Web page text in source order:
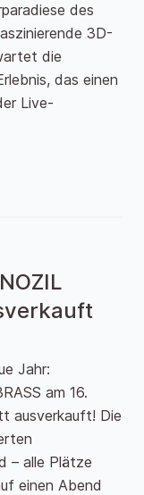
des
3D-
die
das einen
Live-
Jahr:
am 16.
ausverkauft! Die
– alle Plätze
einen Abend